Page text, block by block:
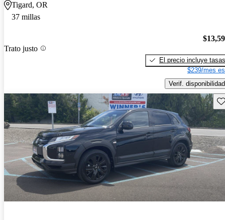
Tigard, OR
37 millas
Trato justo
El precio incluye tasas
$239/mes
Verif. disponibilidad